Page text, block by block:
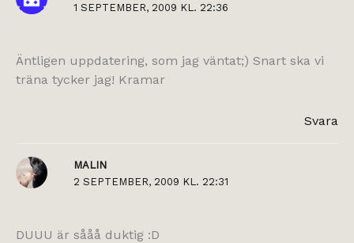
1 SEPTEMBER, 2009 KL. 22:36
Äntligen uppdatering, som jag väntat;) Snart ska vi
träna tycker jag! Kramar
Svara
MALIN
2 SEPTEMBER, 2009 KL. 22:31
DUUU är sååå duktig :D